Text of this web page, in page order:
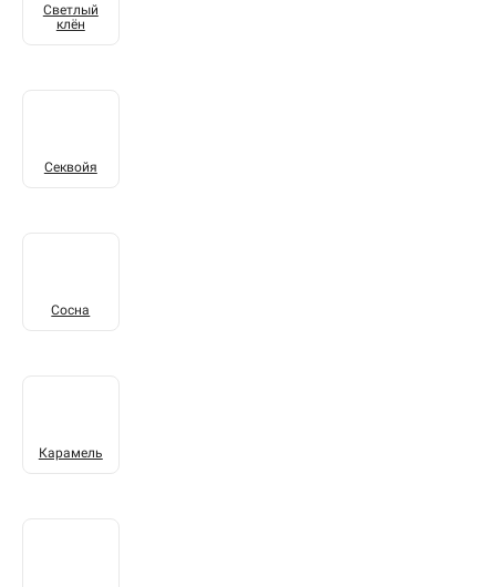
Светлый
клён
Секвойя
Сосна
Карамель